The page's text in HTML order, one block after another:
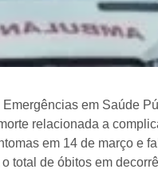
em Saúde
relacionada a
em 14 de março e
total de óbitos em